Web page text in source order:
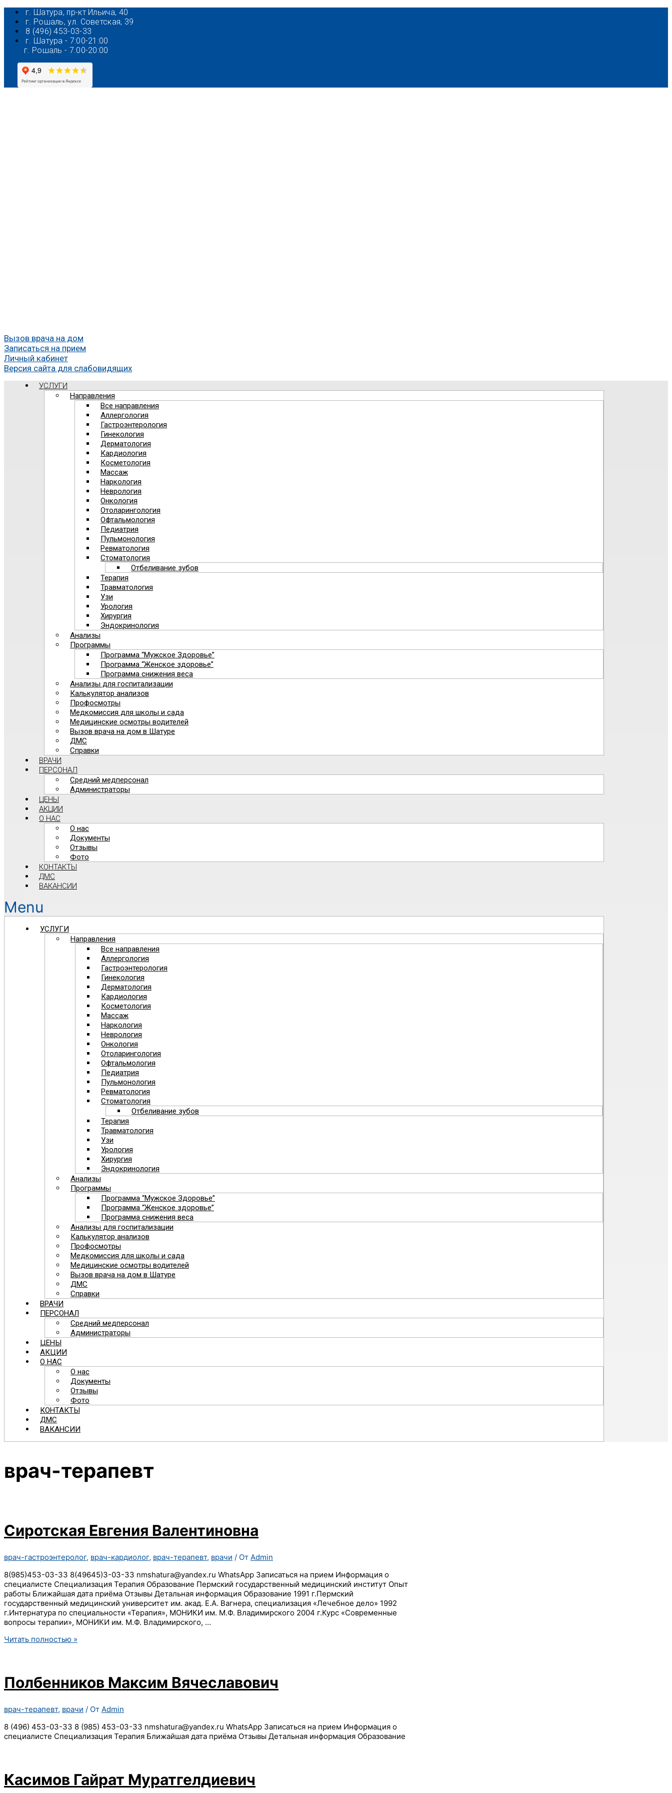
Перейти
содержимому
г. Шатура, пр-кт Ильича, 40
г. Рошаль, ул. Советская, 39
8 (496) 453-03-33
г. Шатура - 7:00-21:00
г. Рошаль - 7.00-20:00
Вызов врача на дом
Записаться на прием
Личный кабинет
Версия сайта для слабовидящих
УСЛУГИ
Направления
Все направления
Аллергология
Гастроэнтерология
Гинекология
Дерматология
Кардиология
Косметология
Массаж
Наркология
Неврология
Онкология
Отоларингология
Офтальмология
Педиатрия
Пульмонология
Ревматология
Стоматология
Отбеливание зубов
Терапия
Травматология
Узи
Урология
Хирургия
Эндокринология
Анализы
Программы
Программа “Мужское Здоровье”
Программа “Женское здоровье”
Программа снижения веса
Анализы для госпитализации
Калькулятор анализов
Профосмотры
Медкомиссия для школы и сада
Медицинские осмотры водителей
Вызов врача на дом в Шатуре
ДМС
Справки
ВРАЧИ
ПЕРСОНАЛ
Средний медперсонал
Администраторы
ЦЕНЫ
АКЦИИ
О НАС
О нас
Документы
Отзывы
Фото
КОНТАКТЫ
ДМС
ВАКАНСИИ
Menu
УСЛУГИ
Направления
Все направления
Аллергология
Гастроэнтерология
Гинекология
Дерматология
Кардиология
Косметология
Массаж
Наркология
Неврология
Онкология
Отоларингология
Офтальмология
Педиатрия
Пульмонология
Ревматология
Стоматология
Отбеливание зубов
Терапия
Травматология
Узи
Урология
Хирургия
Эндокринология
Анализы
Программы
Программа “Мужское Здоровье”
Программа “Женское здоровье”
Программа снижения веса
Анализы для госпитализации
Калькулятор анализов
Профосмотры
Медкомиссия для школы и сада
Медицинские осмотры водителей
Вызов врача на дом в Шатуре
ДМС
Справки
ВРАЧИ
ПЕРСОНАЛ
Средний медперсонал
Администраторы
ЦЕНЫ
АКЦИИ
О НАС
О нас
Документы
Отзывы
Фото
КОНТАКТЫ
ДМС
ВАКАНСИИ
врач-терапевт
Сиротская Евгения Валентиновна
врач-гастроэнтеролог, врач-кардиолог, врач-терапевт, врачи / От Admin
8(985)453-03-33 8(49645)3-03-33 nmshatura@yandex.ru WhatsApp Записаться на прием Информация о
специалисте Специализация Терапия Образование Пермский государственный медицинский институт Опыт
работы Ближайшая дата приёма Отзывы Детальная информация Образование 1991 г.Пермский
государственный медицинский университет им. акад. Е.А. Вагнера, специализация «Лечебное дело» 1992
г.Интернатура по специальности «Терапия», МОНИКИ им. М.Ф. Владимирского 2004 г.Курс «Современные
вопросы терапии», МОНИКИ им. М.Ф. Владимирского, …
Сиротская
Читать полностью »
Полбенников Максим Вячеславович
врач-терапевт, врачи / От Admin
8 (496) 453-03-33 8 (985) 453-03-33 nmshatura@yandex.ru WhatsApp Записаться на прием Информация о
специалисте Специализация Терапия Ближайшая дата приёма Отзывы Детальная информация Образование
Касимов Гайрат Муратгелдиевич